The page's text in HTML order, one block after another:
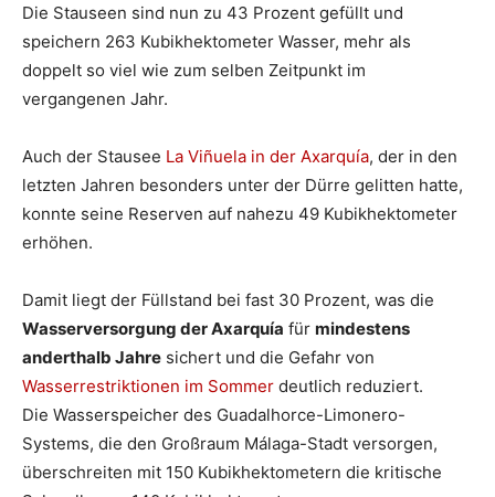
Die Stauseen sind nun zu 43 Prozent gefüllt und
speichern 263 Kubikhektometer Wasser, mehr als
doppelt so viel wie zum selben Zeitpunkt im
vergangenen Jahr.
Auch der Stausee La Viñuela in der Axarquía, der in den
letzten Jahren besonders unter der Dürre gelitten hatte,
konnte seine Reserven auf nahezu 49 Kubikhektometer
erhöhen.
Damit liegt der Füllstand bei fast 30 Prozent, was die
Wasserversorgung der Axarquía für mindestens
anderthalb Jahre sichert und die Gefahr von
Wasserrestriktionen im Sommer deutlich reduziert.
Die Wasserspeicher des Guadalhorce-Limonero-
Systems, die den Großraum Málaga-Stadt versorgen,
überschreiten mit 150 Kubikhektometern die kritische